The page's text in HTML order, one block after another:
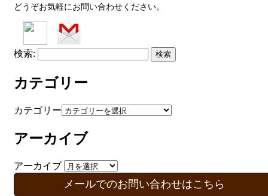
どうぞお気軽にお問い合わせください。
検索:
カテゴリー
カテゴリー
アーカイブ
アーカイブ
メールでのお問い合わせはこちら